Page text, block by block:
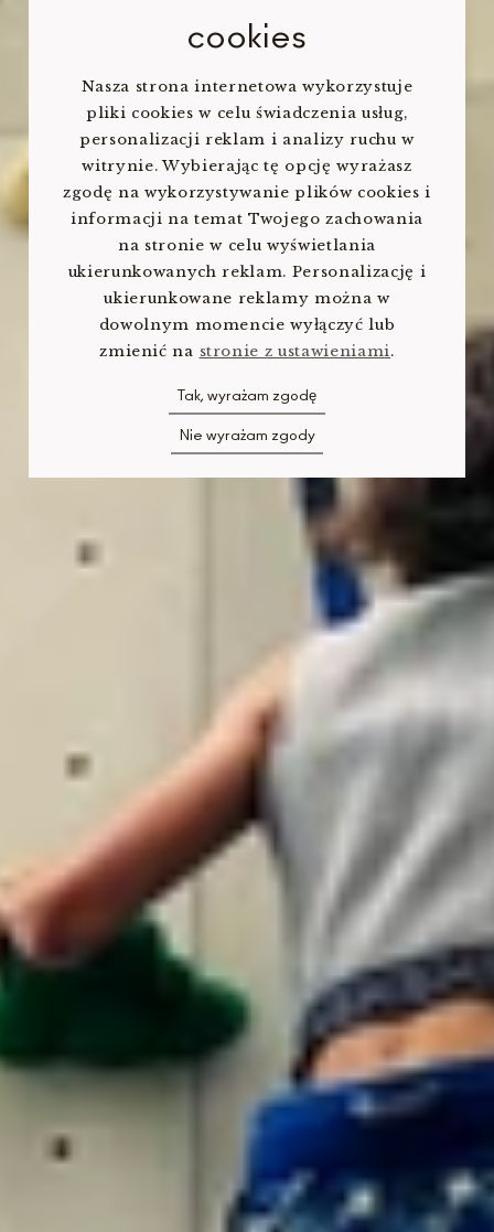
cookies
Nasza strona internetowa wykorzystuje
pliki cookies w celu świadczenia usług,
personalizacji reklam i analizy ruchu w
witrynie. Wybierając tę opcję wyrażasz
zgodę na wykorzystywanie plików cookies i
informacji na temat Twojego zachowania
na stronie w celu wyświetlania
ukierunkowanych reklam. Personalizację i
ukierunkowane reklamy można w
dowolnym momencie wyłączyć lub
zmienić na stronie z ustawieniami.
Tak, wyrażam zgodę
Nie wyrażam zgody